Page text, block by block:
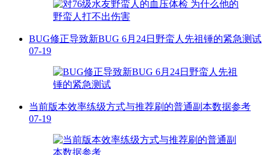
BUG修正导致新BUG 6月24日野蛮人先祖锤的紧急测试
07-19
当前版本效率练级方式与推荐刷的普通副本数据参考
07-19